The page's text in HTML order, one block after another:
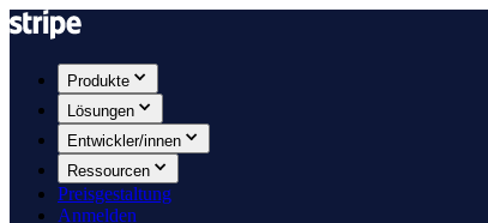
Produkte
Lösungen
Entwickler/innen
Ressourcen
Preisgestaltung
Anmelden